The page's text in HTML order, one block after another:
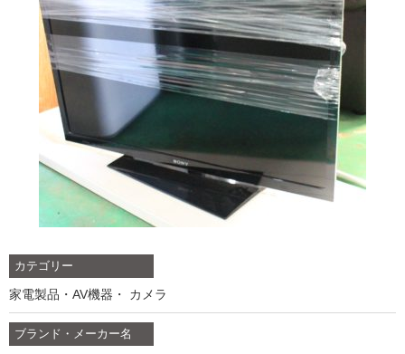
カテゴリー
家電製品・AV機器・ カメラ
ブランド・メーカー名